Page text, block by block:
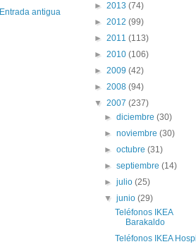
Entrada antigua
► 2013 (74)
► 2012 (99)
► 2011 (113)
► 2010 (106)
► 2009 (42)
► 2008 (94)
▼ 2007 (237)
►diciembre(30)
►noviembre(30)
►octubre(31)
►septiembre(14)
►julio(25)
▼junio(29)
Teléfonos IKEA
Barakaldo
Teléfonos IKEA